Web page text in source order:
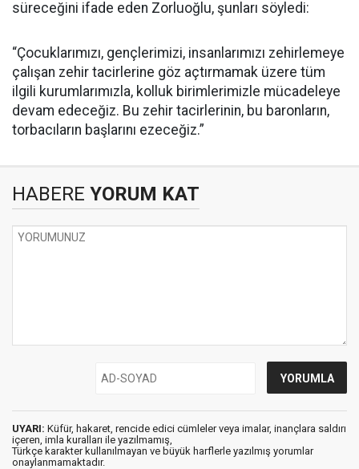
süreceğini ifade eden Zorluoğlu, şunları söyledi:
“Çocuklarımızı, gençlerimizi, insanlarımızı zehirlemeye
çalışan zehir tacirlerine göz açtırmamak üzere tüm
ilgili kurumlarımızla, kolluk birimlerimizle mücadeleye
devam edeceğiz. Bu zehir tacirlerinin, bu baronların,
torbacıların başlarını ezeceğiz.”
HABERE YORUM KAT
UYARI: Küfür, hakaret, rencide edici cümleler veya imalar, inançlara saldırı
içeren, imla kuralları ile yazılmamış,
Türkçe karakter kullanılmayan ve büyük harflerle yazılmış yorumlar
onaylanmamaktadır.